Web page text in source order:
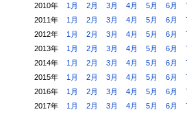
2010年 1月 2月 3月 4月 5月 6月
2011年
1月 2月 3月 4月 5月 6月
2012年
1月 2月 3月 4月 5月 6月
2013年
1月 2月 3月 4月 5月 6月
2014年
1月 2月 3月 4月 5月 6月
2015年
1月 2月 3月 4月 5月 6月
2016年
1月 2月 3月 4月 5月 6月
2017年
1月 2月 3月 4月 5月 6月